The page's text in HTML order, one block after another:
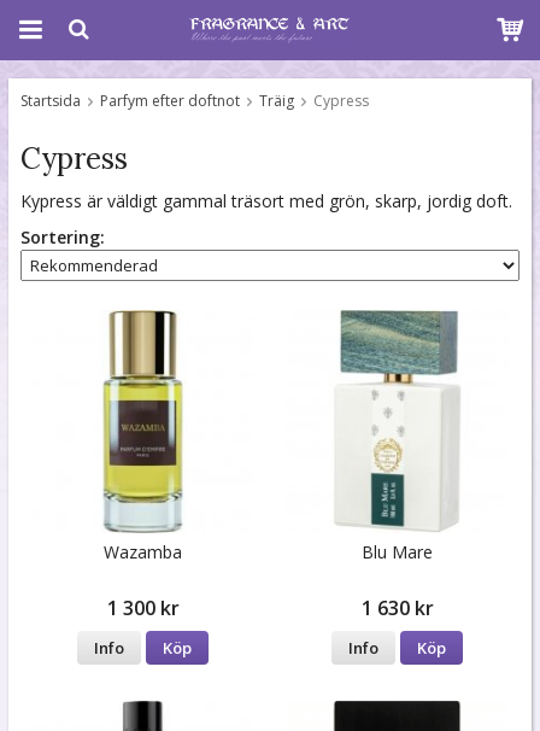
Startsida Parfym efter doftnot Träig Cypress
Cypress
Kypress är väldigt gammal träsort med grön, skarp, jordig doft.
Sortering:
Wazamba
1 300 kr
Info Köp
Blu Mare
1 630 kr
Info Köp